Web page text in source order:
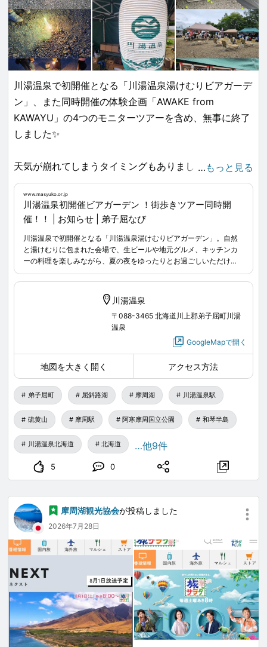
川湯温泉で初開催となる「川湯温泉湯けむりビアガーデ
ン」、また同時開催の体験企画「AWAKE from
KAWAYU」の4つのモニターツアーを含め、無事に終了
しました✨
天気が崩れてしまうタイミングもありましたが、多くの
方に楽しんでいただけたように思います☺️🎶 というこ
とで、こちらに少しだけ写真をポストいたします。
ご来場・ご参加いただいたみなさま、ありがとうござい
ました🧚🏻‍♀️💫
www.masyuko.or.jp...
… もっと見る
www.masyuko.or.jp
川湯温泉初開催ビアガーデン ！街歩きツアー同時開
催！！ | お知らせ | 弟子屈なび
川湯温泉で初開催となる「川湯温泉湯けむりビアガーデン」。自然
と湯けむりに包まれた会場で、生ビールや地元グルメ、キッチンカ
ーの料理を楽しみながら、夏の夜をゆったりとお過ごしいただけま
す。お子さま向けの「子ども縁日」や街歩き企画「Awake from
KAWAYU」も同時開催。大人から子どもまで楽しめる、川湯温泉の
川湯温泉
〒088-3465 北海道川上郡弟子屈町川湯
温泉
GoogleMapで開く
地図を大きく開く アクセス方法
弟子屈町 屈斜路湖 摩周湖 川湯温泉駅
硫黄山 摩周駅 阿寒摩周国立公園 和琴半島
川湯温泉北海道 北海道 …他9件
5 0
摩周湖観光協会が投稿しました
2026年7月28日